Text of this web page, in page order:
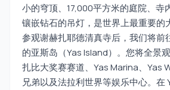
小的穹顶、17,000平方米的庭院、寺
镶嵌钻石的吊灯，是世界上最重要的
参观谢赫扎耶德清真寺后，我们将前
的亚斯岛（Yas Island）。您将全景
扎比大奖赛赛道、Yas Marina、Yas
兄弟以及法拉利世界等娱乐中心。在